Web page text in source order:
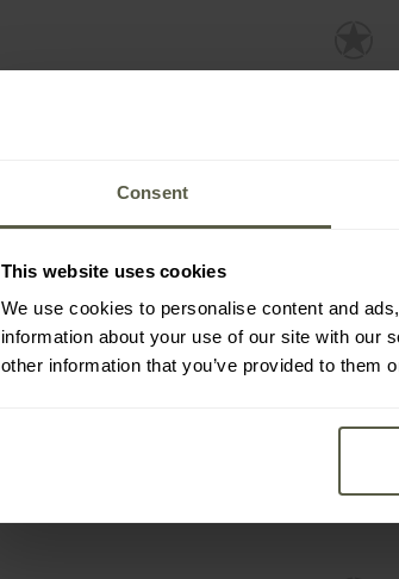
Consent
This website uses cookies
We use cookies to personalise content and
information about your use of our site with our
other information that you’ve provided to them
Sada na údržbu obuvi Mil-
Tec - Olive
Odeslání:Ihned